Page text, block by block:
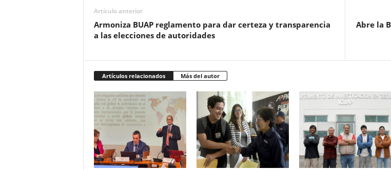
Artículo anterior
Armoniza BUAP reglamento para dar certeza y transparencia
a las elecciones de autoridades
Abre la
Artículos relacionados Más del autor